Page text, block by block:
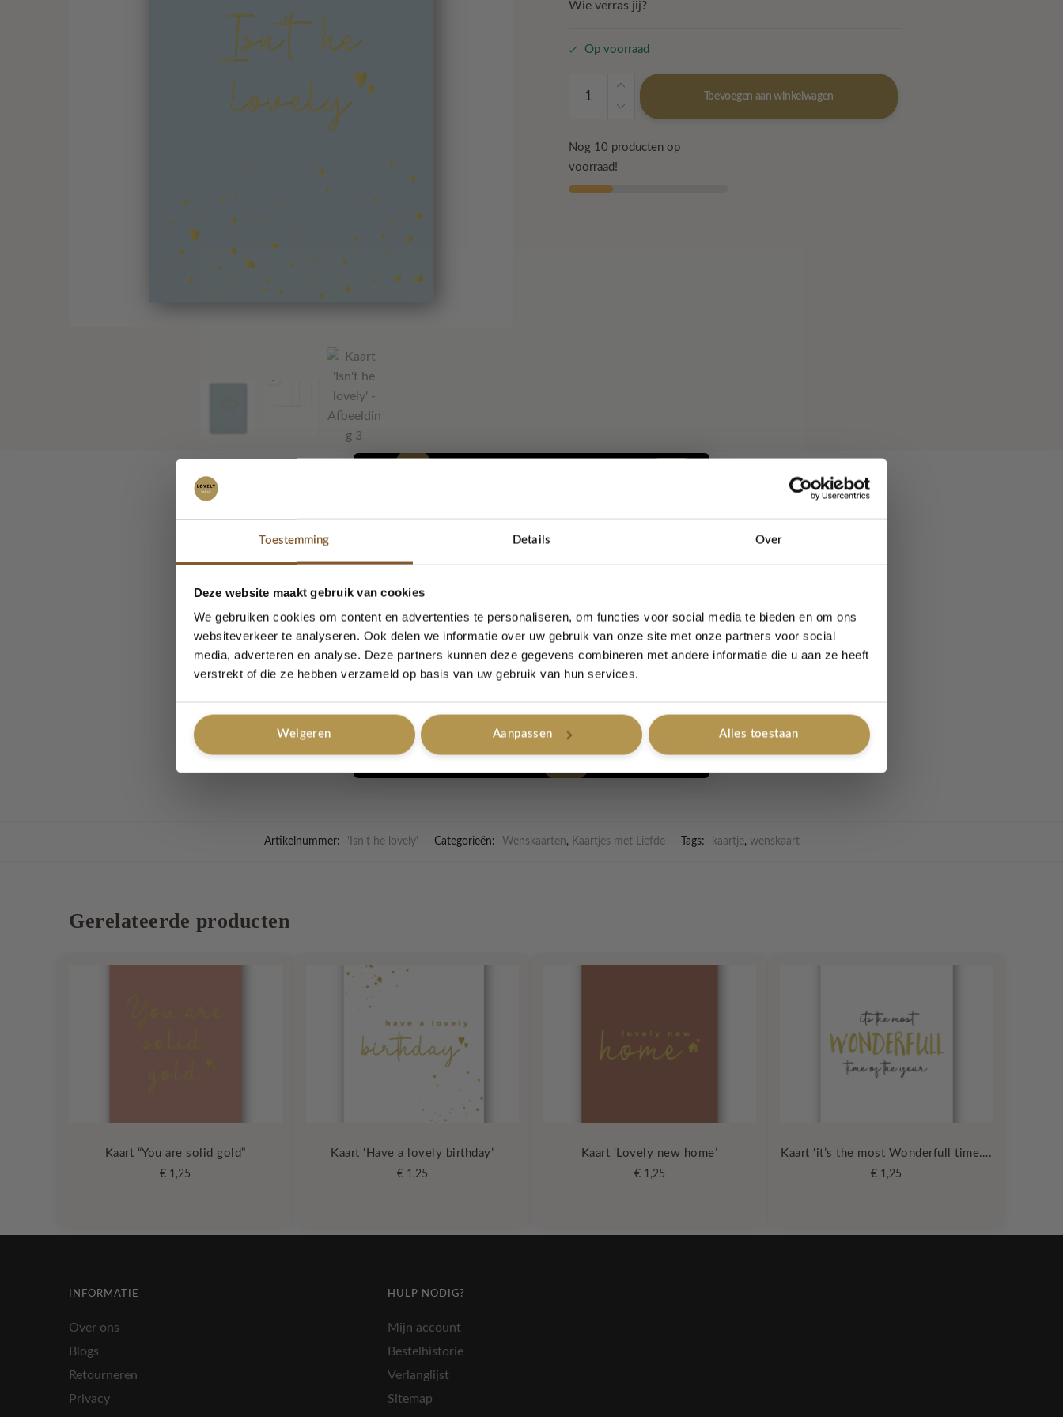
Toestemming Details Over
Deze website maakt gebruik van cookies
We gebruiken cookies om content en advertenties te personaliseren, om functies voor social media te bieden en om ons
websiteverkeer te analyseren. Ook delen we informatie over uw gebruik van onze site met onze partners voor social
media, adverteren en analyse. Deze partners kunnen deze gegevens combineren met andere informatie die u aan ze heeft
verstrekt of die ze hebben verzameld op basis van uw gebruik van hun services.
Weigeren Aanpassen Alles toestaan
Wie verras jij?
Op voorraad
'Isn't
lovely'
aantal
Toevoegen aan winkelwagen
Nog 10 producten op
voorraad!
Wie stuur jij een leuk kaartje?
Je kunt de kaartjes ook gebruiken als woonkaarten. Leuk aan een woonketting of met masking tape.
Het formaat van de kaart is 105x148mm gedrukt op 400grams papier.
Artikelnummer: 'Isn't he lovely' Categorieën: Wenskaarten, Kaartjes met Liefde Tags: kaartje, wenskaart
Gerelateerde producten
Kaart “You are solid gold”
€ 1,25
Kaart ‘Have a lovely birthday’
€1,25
Kaart ‘Lovely new home’
€1,25
Kaart ‘it’s the most Wonderfull time….
€ 1,25
INFORMATIE
Over ons
Blogs
Retourneren
Privacy
HULP NODIG?
Mijn account
Bestelhistorie
Verlanglijst
Sitemap
Ja, graag!
Nee, bedankt